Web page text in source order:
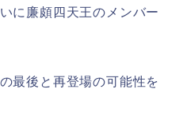
に廉頗四天王のメンバー
最後と再登場の可能性を